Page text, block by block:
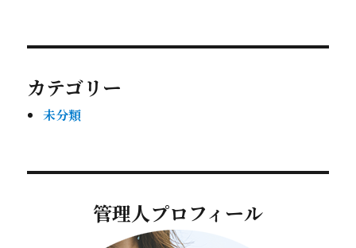
カテゴリー
未分類
管理人プロフィール